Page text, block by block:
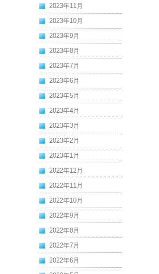
2023年11月
2023年10月
2023年9月
2023年8月
2023年7月
2023年6月
2023年5月
2023年4月
2023年3月
2023年2月
2023年1月
2022年12月
2022年11月
2022年10月
2022年9月
2022年8月
2022年7月
2022年6月